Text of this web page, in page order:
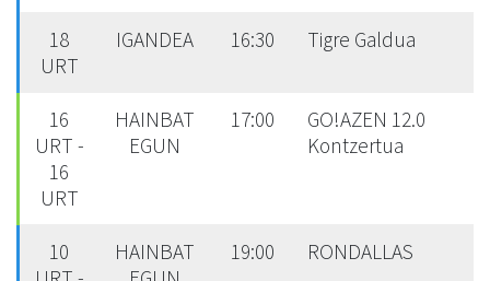
18
URT
IGANDEA 16:30 Tigre Galdua
16
URT -
16
URT
HAINBAT
EGUN
17:00
GO!AZEN 12.0
Kontzertua
10
HAINBAT
19:00 RONDALLAS